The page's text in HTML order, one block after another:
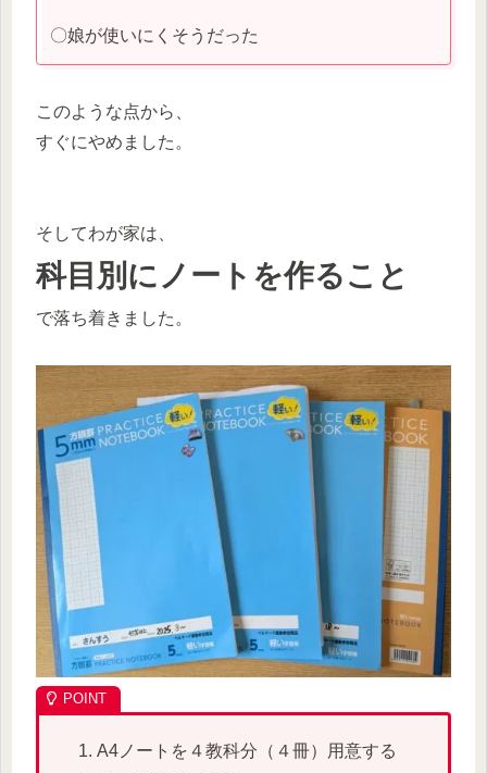
〇娘が使いにくそうだった
このような点から、
すぐにやめました。
そしてわが家は、
科目別にノートを作ること
で落ち着きました。
A4ノートを４教科分（４冊）用意する